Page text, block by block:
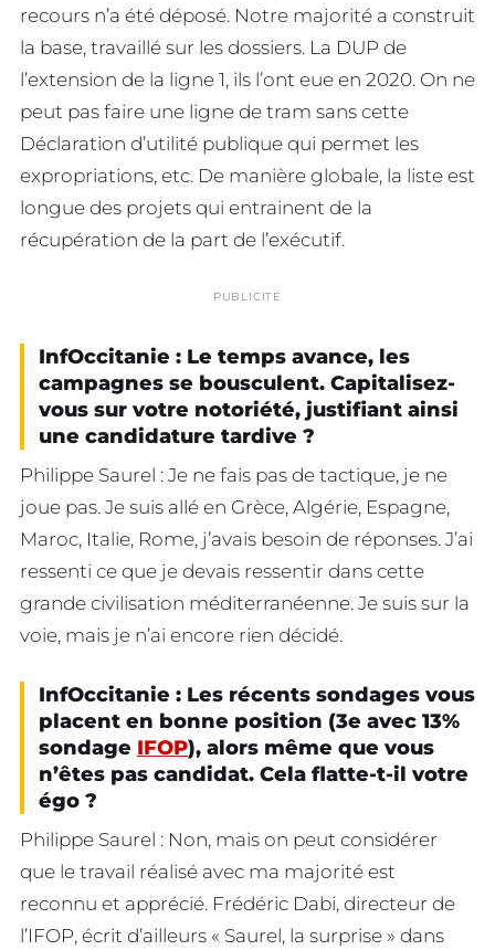
recours n’a été déposé. Notre majorité a construit
la base, travaillé sur les dossiers. La DUP de
l’extension de la ligne 1, ils l’ont eue en 2020. On ne
peut pas faire une ligne de tram sans cette
Déclaration d’utilité publique qui permet les
expropriations, etc. De manière globale, la liste est
longue des projets qui entrainent de la
récupération de la part de l’exécutif.
PUBLICITÉ
InfOccitanie : Le temps avance, les
campagnes se bousculent. Capitalisez-
vous sur votre notoriété, justifiant ainsi
une candidature tardive ?
Philippe Saurel : Je ne fais pas de tactique, je ne
joue pas. Je suis allé en Grèce, Algérie, Espagne,
Maroc, Italie, Rome, j’avais besoin de réponses. J’ai
ressenti ce que je devais ressentir dans cette
grande civilisation méditerranéenne. Je suis sur la
voie, mais je n’ai encore rien décidé.
InfOccitanie : Les récents sondages vous
placent en bonne position (3e avec 13%
sondage IFOP), alors même que vous
n’êtes pas candidat. Cela flatte-t-il votre
égo ?
Philippe Saurel : Non, mais on peut considérer
que le travail réalisé avec ma majorité est
reconnu et apprécié. Frédéric Dabi, directeur de
l’IFOP, écrit d’ailleurs « Saurel, la surprise » dans